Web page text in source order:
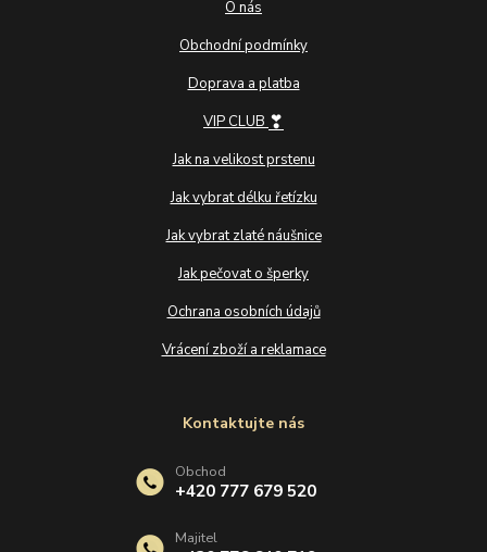
O nás
Obchodní podmínky
Doprava a platba
VIP CLUB ❣
Jak na velikost prstenu
Jak vybrat délku řetízku
Jak vybrat zlaté náušnice
Jak pečovat o šperky
Ochrana osobních údajů
Vrácení zboží a reklamace
Kontaktujte nás
Obchod
+420 777 679 520
Majitel